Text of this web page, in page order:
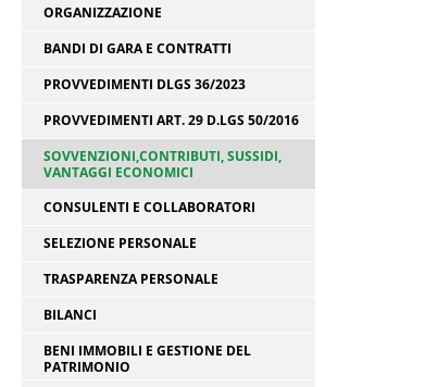
ORGANIZZAZIONE
BANDI DI GARA E CONTRATTI
PROVVEDIMENTI DLGS 36/2023
PROVVEDIMENTI ART. 29 D.LGS 50/2016
SOVVENZIONI,CONTRIBUTI, SUSSIDI,
VANTAGGI ECONOMICI
CONSULENTI E COLLABORATORI
SELEZIONE PERSONALE
TRASPARENZA PERSONALE
BILANCI
BENI IMMOBILI E GESTIONE DEL
PATRIMONIO